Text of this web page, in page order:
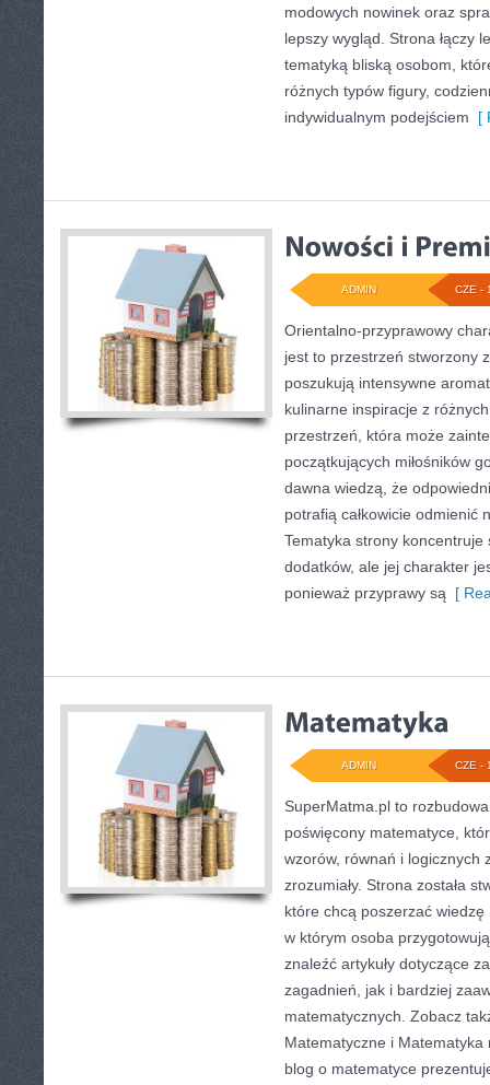
modowych nowinek oraz
lepszy wygląd. Strona łączy
tematyką bliską osobom,
różnych typów figury,
indywidualnym podejściem [
CZE -
ADMIN
Orientalno-przyprawowy
jest to przestrzeń stworzony
poszukują intensywne
kulinarne inspiracje z
przestrzeń, która może
początkujących miłośników
dawna wiedzą, że
potrafią całkowicie odmienić
Tematyka strony koncentruje
dodatków, ale jej charakter
ponieważ przyprawy są [
CZE -
ADMIN
SuperMatma.pl to
poświęcony matematyce,
wzorów, równań i logicznych
zrozumiały. Strona została
które chcą poszerzać
w którym osoba
znaleźć artykuły dotyczące
zagadnień, jak i bardziej
matematycznych. Zobacz
Matematyczne i
blog o matematyce